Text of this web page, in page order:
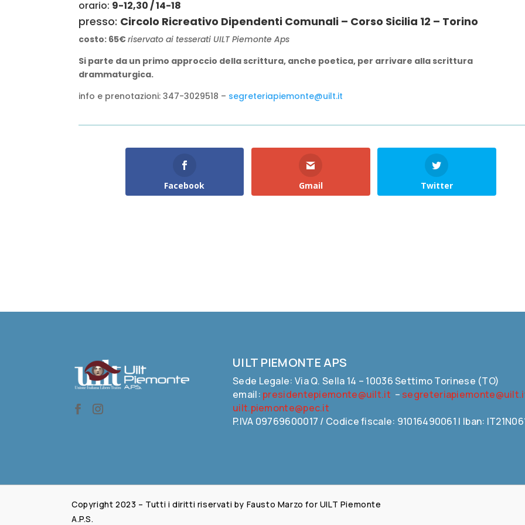
orario: 9-12,30 / 14-18
presso: Circolo Ricreativo Dipendenti Comunali – Corso Sicilia 12 – Torino
costo: 65€riservato ai tesserati UILT Piemonte Aps
Si parte da un primo approccio della scrittura, anche poetica, per arrivare alla scrittura
drammaturgica.
info e prenotazioni: 347-3029518 – segreteriapiemonte@uilt.it
Facebook Gmail Twitter
UILT PIEMONTE APS
Sede Legale: Via Q. Sella 14 – 10036 Settimo Torinese (TO)
email: presidentepiemonte@uilt.it –
uilt.piemonte@pec.it
P.IVA 09769600017 / Codice fiscale: 91016490061 | Iban:
Copyright 2023 – Tutti i diritti riservati by Fausto Marzo for UILT Piemonte
A.P.S.